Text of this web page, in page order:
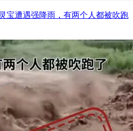
宝遭遇强降雨，有两个人都被吹跑